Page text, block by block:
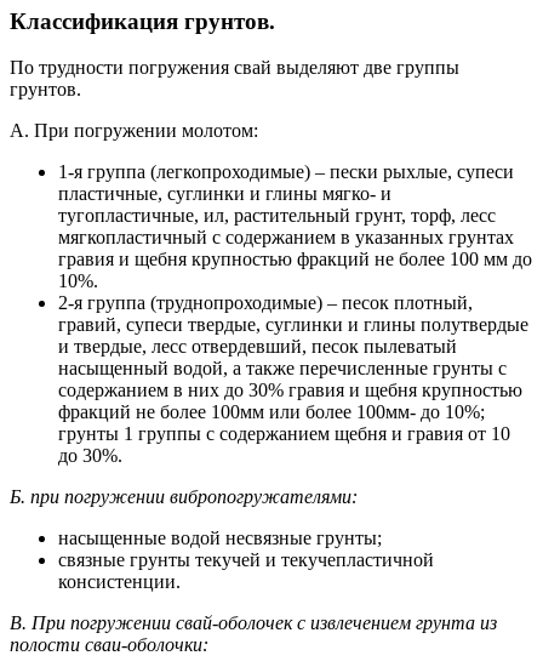
Классификация грунтов.
По трудности погружения свай выделяют две группы
грунтов.
А. При погружении молотом:
1-я группа (легкопроходимые) – пески рыхлые, супеси
пластич­ные, суглинки и глины мягко- и
тугопластичные, ил, раститель­ный грунт, торф, лесс
мягкопластичный с содержанием в ука­занных грунтах
гравия и щебня крупностью фракций не более 100 мм до
10%.
2-я группа (труднопроходимые) – песок плотный,
гравий, су­песи твердые, суглинки и глины полутвердые
и твердые, лесс отвердевший, песок пылеватый
насыщенный водой, а также пере­численные грунты с
содержанием в них до 30% гравия и щебня крупностью
фракций не более 100мм или более 100мм- до 10%;
грунты 1 группы с содержанием щебня и гравия от 10
до 30%.
Б. при погружении вибропогружателями:
насыщенные водой несвязные грунты;
связные грунты текучей и текучепластичной
консистенции.
В. При погружении свай-оболочек с извлечением грунта из
полости сваи-оболочки: